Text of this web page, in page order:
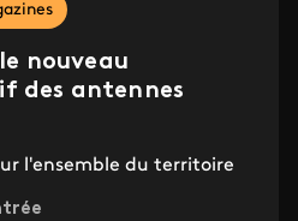
nouveau
des antennes
l'ensemble du territoire